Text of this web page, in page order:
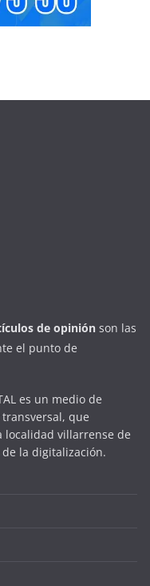
de opinión son las
el punto de
es un medio de
que
villarrense de
la digitalización.